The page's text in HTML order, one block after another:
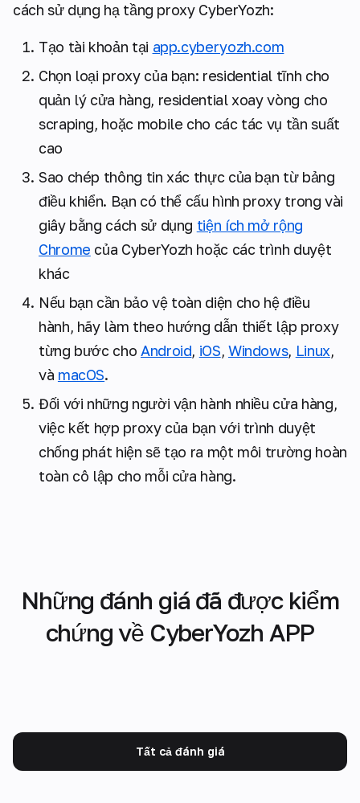
cách sử dụng hạ tầng proxy CyberYozh:
Tạo tài khoản tại app.cyberyozh.com
Chọn loại proxy của bạn: residential tĩnh cho
quản lý cửa hàng, residential xoay vòng cho
scraping, hoặc mobile cho các tác vụ tần suất
cao
Sao chép thông tin xác thực của bạn từ bảng
điều khiển. Bạn có thể cấu hình proxy trong vài
giây bằng cách sử dụng tiện ích mở rộng
Chrome của CyberYozh hoặc các trình duyệt
khác
Nếu bạn cần bảo vệ toàn diện cho hệ điều
hành, hãy làm theo hướng dẫn thiết lập proxy
từng bước cho Android, iOS, Windows, Linux,
và macOS.
Đối với những người vận hành nhiều cửa hàng,
việc kết hợp proxy của bạn với trình duyệt
chống phát hiện sẽ tạo ra một môi trường hoàn
toàn cô lập cho mỗi cửa hàng.
Những đánh giá đã được kiểm
chứng về CyberYozh APP
Tất cả đánh giá